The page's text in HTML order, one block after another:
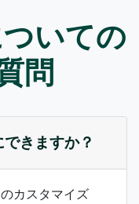
ついての
問
きますか？
カスタマイズ